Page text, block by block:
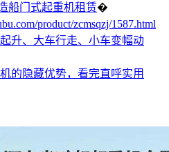
船门式起重机租赁�
product/zcmsqzj/1587.html
升、大车行走、小车变幅动
的隐藏优势，看完直呼实用